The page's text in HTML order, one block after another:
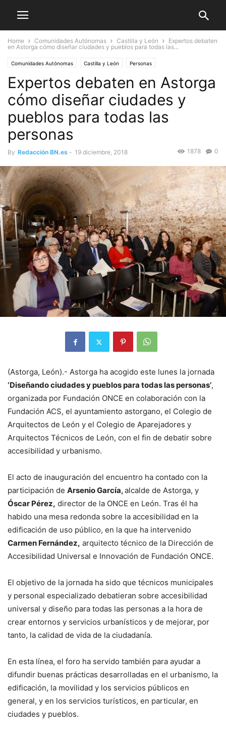
Home Comunidades Autónomas Castilla y León
Expertos debaten
en Astorga cómo diseñar ciudades y pueblos para todas las...
Comunidades Autónomas Castilla y León Personas
Expertos debaten en Astorga
cómo diseñar ciudades y
pueblos para todas las
personas
By Redacción BN.es - 19 diciembre, 2018 0
1878
(Astorga, León).- Astorga ha acogido este lunes la jornada
‘Diseñando ciudades y pueblos para todas las personas’,
organizada por Fundación ONCE en colaboración con la
Fundación ACS, el ayuntamiento astorgano, el Colegio de
Arquitectos de León y el Colegio de Aparejadores y
Arquitectos Técnicos de León, con el fin de debatir sobre
accesibilidad y urbanismo.
El acto de inauguración del encuentro ha contado con la
participación de Arsenio García,alcalde de Astorga, y
Óscar Pérez, director de la ONCE en León. Tras él ha
habido una mesa redonda sobre la accesibilidad en la
edificación de uso público, en la que ha intervenido
Carmen Fernández, arquitecto técnico de la Dirección de
Accesibilidad Universal e Innovación de Fundación ONCE.
El objetivo de la jornada ha sido que técnicos municipales
y personal especializado debatieran sobre accesibilidad
universal y diseño para todas las personas a la hora de
crear entornos y servicios urbanísticos y de mejorar, por
tanto, la calidad de vida de la ciudadanía.
En esta línea, el foro ha servido también para ayudar a
difundir buenas prácticas desarrolladas en el urbanismo, la
edificación, la movilidad y los servicios públicos en
general, y en los servicios turísticos, en particular, en
ciudades y pueblos.